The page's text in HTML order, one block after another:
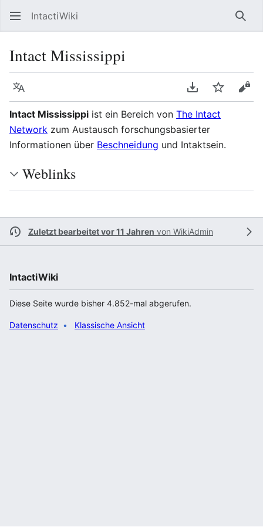
IntactiWiki
Intact Mississippi
Sprache PDF
Intact Mississippi ist ein Bereich von The Intact
Network zum Austausch forschungsbasierter
Informationen über Beschneidung und Intaktsein.
Weblinks
Zuletzt bearbeitet vor 11 Jahren von WikiAdmin
IntactiWiki
Diese Seite wurde bisher 4.852-mal abgerufen.
Datenschutz Klassische Ansicht